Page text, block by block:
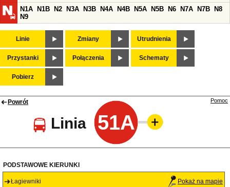
N1A
N1B N2 N3A N3B N4A N4B N5A N5B N6 N7A N7B
N8
N9
Linie Zmiany Utrudnienia
Przystanki Połączenia Schematy
Pobierz
Powrót
Linia 51A
Pomoc
PODSTAWOWE KIERUNKI
Łagiewniki Pokaż na mapie